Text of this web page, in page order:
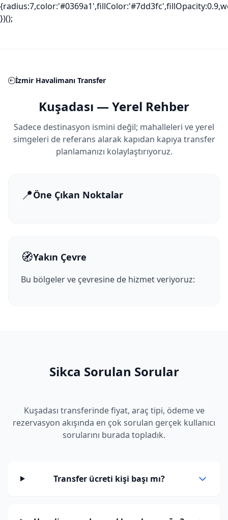
})();
İzmir Havalimanı Transfer
Kuşadası — Yerel Rehber
Sadece destinasyon ismini değil; mahalleleri ve yerel
simgeleri de referans alarak kapıdan kapıya transfer
planlamanızı kolaylaştırıyoruz.
📍Öne Çıkan Noktalar
🧭Yakın Çevre
Bu bölgeler ve çevresine de hizmet veriyoruz:
Sikca Sorulan Sorular
Kuşadası transferinde fiyat, araç tipi, ödeme ve
rezervasyon akışında en çok sorulan gerçek kullanıcı
sorularını burada topladık.
Transfer ücreti kişi başı mı?